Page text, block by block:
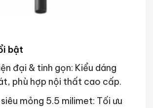
bật
đại & tinh gọn: Kiểu dáng
phù hợp nội thất cao cấp.
mỏng 5.5 milimet: Tối ưu